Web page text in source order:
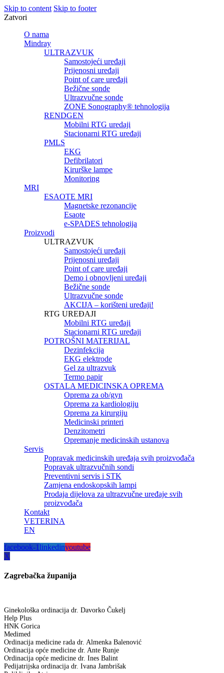
Skip to content Skip to footer
Zatvori
O nama
Mindray
ULTRAZVUK
Samostojeći uređaji
Prijenosni uređaji
Point of care uređaji
Bežične sonde
Ultrazvučne sonde
ZONE Sonography® tehnologija
RENDGEN
Mobilni RTG uredaji
Stacionarni RTG uređaji
PMLS
EKG
Defibrilatori
Kirurške lampe
Monitoring
MRI
ESAOTE MRI
Magnetske rezonancije
Esaote
e-SPADES tehnologija
Proizvodi
ULTRAZVUK
Samostojeći uređaji
Prijenosni uređaji
Point of care uređaji
Demo i obnovljeni uređaji
Bežične sonde
Ultrazvučne sonde
AKCIJA – korišteni uređaji!
RTG UREĐAJI
Mobilni RTG uređaji
Stacionarni RTG uređaji
POTROŠNI MATERIJAL
Dezinfekcija
EKG elektrode
Gel za ultrazvuk
Termo papir
OSTALA MEDICINSKA OPREMA
Oprema za ob/gyn
Oprema za kardiologiju
Oprema za kirurgiju
Medicinski printeri
Denzitometri
Opremanje medicinskih ustanova
Servis
Popravak medicinskih uređaja svih proizvođača
Popravak ultrazvučnih sondi
Preventivni servis i STK
Zamjena endoskopskih lampi
Prodaja dijelova za ultrazvučne uređaje svih
proizvođača
Kontakt
VETERINA
EN
facebook-1linkedinyoutube
X
Zagrebačka županija
Ginekološka ordinacija dr. Davorko Čukelj
Help Plus
HNK Gorica
Medimed
Ordinacija medicine rada dr. Almenka Balenović
Ordinacija opće medicine dr. Ante Runje
Ordinacija opće medicine dr. Ines Balint
Pedijatrijska ordinacija dr. Ivana Jambrišak